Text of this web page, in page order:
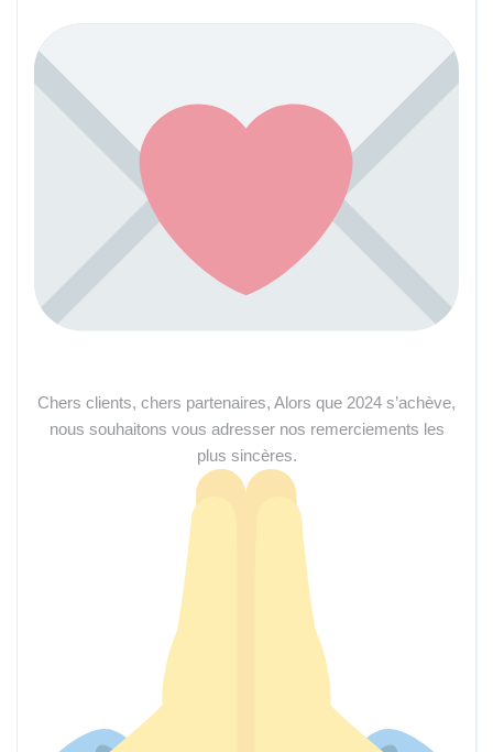
Chers clients, chers partenaires, Alors que 2024 s’achève,
nous souhaitons vous adresser nos remerciements les
plus sincères.